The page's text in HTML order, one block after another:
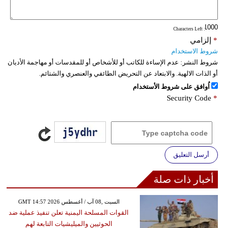
: Characters Left
إلزامي *
شروط الاستخدام
شروط النشر: عدم الإساءة للكاتب أو للأشخاص أو للمقدسات أو مهاجمة الأديان
أو الذات الالهية. والابتعاد عن التحريض الطائفي والعنصري والشتائم.
اُوافق على شروط الأستخدام
Security Code *
أرسل التعليق
أخبار ذات صلة
GMT 14:57 2026 السبت ,08 آب / أغسطس
القوات المسلحة اليمنية تعلن تنفيذ عملية ضد
الحوثيين والميليشيات التابعة لهم